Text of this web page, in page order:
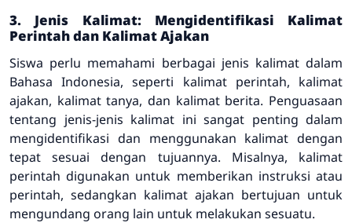
3. Jenis Kalimat: Mengidentifikasi Kalimat
Perintah dan Kalimat Ajakan
Siswa perlu memahami berbagai jenis kalimat dalam
Bahasa Indonesia, seperti kalimat perintah, kalimat
ajakan, kalimat tanya, dan kalimat berita. Penguasaan
tentang jenis-jenis kalimat ini sangat penting dalam
mengidentifikasi dan menggunakan kalimat dengan
tepat sesuai dengan tujuannya. Misalnya, kalimat
perintah digunakan untuk memberikan instruksi atau
perintah, sedangkan kalimat ajakan bertujuan untuk
mengundang orang lain untuk melakukan sesuatu.